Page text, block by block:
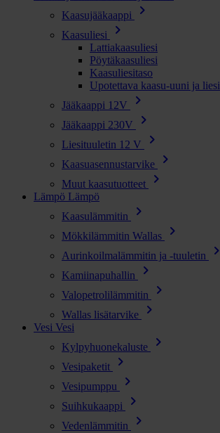
Kaasujääkaappi
chevron_right
Kaasuliesi chevron_right
Lattiakaasuliesi
Pöytäkaasuliesi
Kaasuliesitaso
Upotettava kaasu-uuni ja liesi
Jääkaappi 12V
chevron_right
Jääkaappi 230V chevron_right
Liesituuletin 12 V chevron_right
Kaasuasennustarvike chevron_right
Muut kaasutuotteet chevron_right
Lämpö Lämpö
Kaasulämmitin
chevron_right
Mökkilämmitin Wallas chevron_right
Aurinkoilmalämmitin ja -tuuletin chevron_right
Kamiinapuhallin chevron_right
Valopetrolilämmitin chevron_right
Wallas lisätarvike chevron_right
Vesi Vesi
Kylpyhuonekaluste
chevron_right
Vesipaketit chevron_right
Vesipumppu chevron_right
Suihkukaappi chevron_right
Vedenlämmitin chevron_right